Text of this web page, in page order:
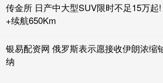
传金所 日产中大型SUV限时不足15万起
+续航650Km
银易配资网 俄罗斯表示愿接收伊朗浓缩
纳